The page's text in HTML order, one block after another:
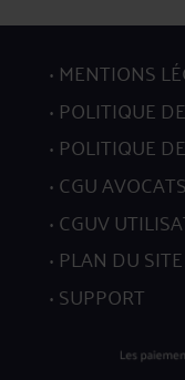
MENTIONS
POLITIQUE
POLITIQUE
CGU AVOCATS
CGUV
PLAN DU SITE
SUPPORT